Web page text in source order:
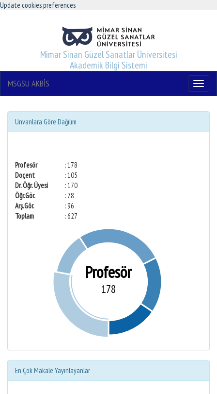
Update cookies preferences
Mimar Sinan Güzel Sanatlar Üniversitesi
Akademik Bilgi Sistemi
Menu
MSGSU AKBİS
Unvanlara Göre Dağılım
Profesör
: 178
Doçent
: 105
Dr. Öğr. Üyesi
: 170
Öğr.Gör.
: 78
Arş.Gör.
: 96
Toplam
: 627
Profesör
178
En Çok Makale Yayınlayanlar